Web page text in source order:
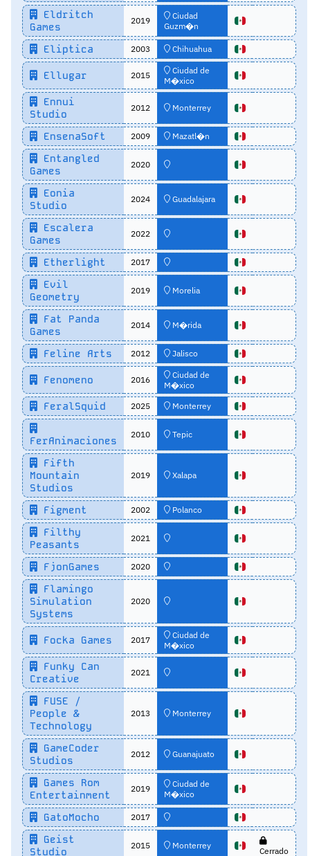
Eldritch
Games
2019
Ciudad
Guzm�n
Eliptica 2003 Chihuahua
Ellugar 2015
Ciudad de
M�xico
Ennui
Studio
2012 Monterrey
EnsenaSoft 2009 Mazatl�n
Entangled
Games
2020
Eonia
Studio
2024 Guadalajara
Escalera
Games
2022
Etherlight 2017
Evil
Geometry
2019 Morelia
Fat Panda
Games
2014 M�rida
Feline Arts 2012 Jalisco
Fenomeno 2016
Ciudad de
M�xico
FeralSquid 2025 Monterrey
FerAnimaciones
2010 Tepic
Fifth
Mountain
Studios
2019 Xalapa
Figment 2002 Polanco
Filthy
Peasants
2021
FjonGames 2020
Flamingo
Simulation
Systems
2020
Focka Games 2017
Ciudad de
M�xico
Funky Can
Creative
2021
FUSE /
People &
Technology
2013 Monterrey
GameCoder
Studios
2012 Guanajuato
Games Rom
Entertainment
2019
Ciudad de
M�xico
GatoMocho 2017
Geist
Studio
2015 Monterrey
Cerrado